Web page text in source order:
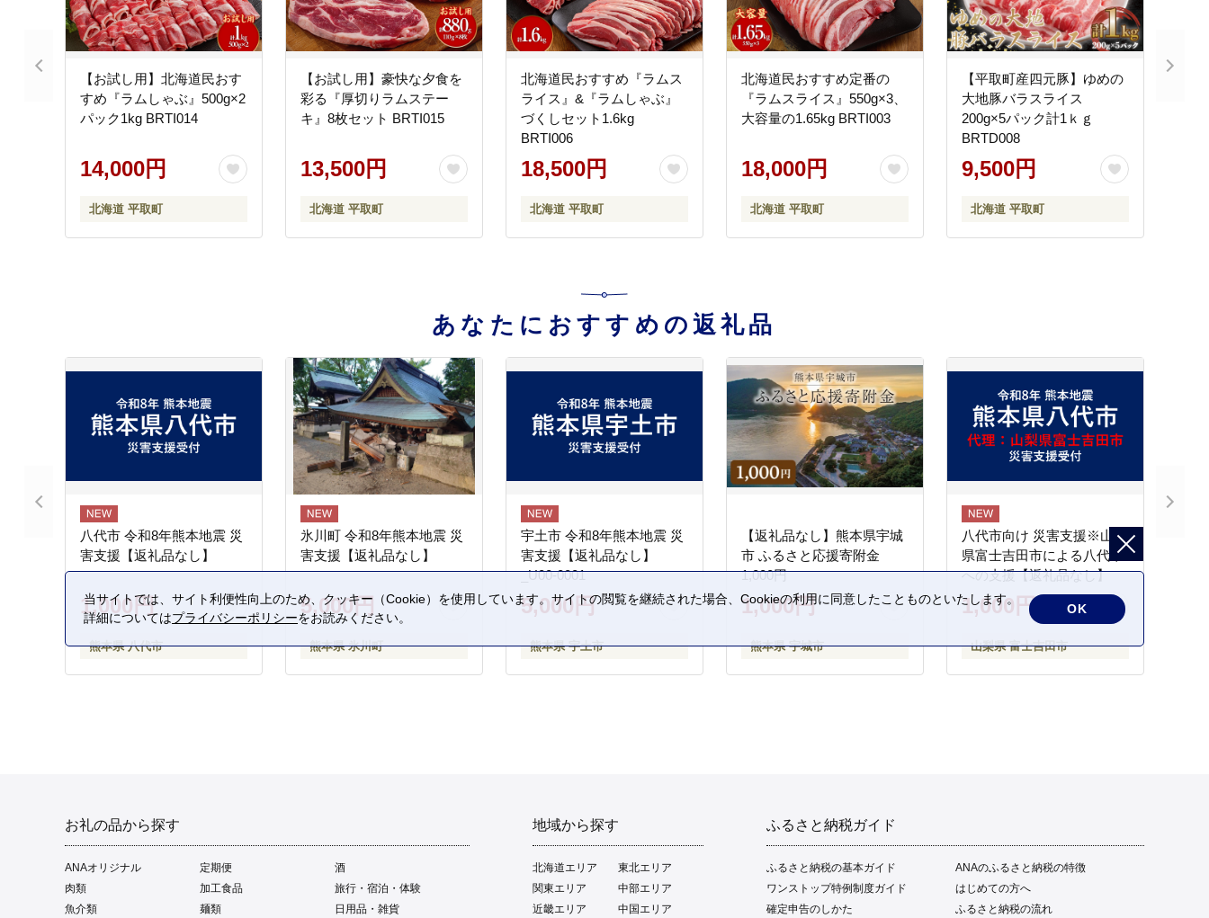
【お試し用】北海道民おす
すめ『ラムしゃぶ』500g×2
パック1kg BRTI014
14,000円
北海道 平取町
【お試し用】豪快な夕食を
彩る『厚切りラムステー
キ』8枚セット BRTI015
13,500円
北海道 平取町
北海道民おすすめ『ラムス
ライス』&『ラムしゃぶ』
づくしセット1.6kg
BRTI006
18,500円
北海道 平取町
北海道民おすすめ定番の
『ラムスライス』550g×3、
大容量の1.65kg BRTI003
18,000円
北海道 平取町
【平取町産四元豚】ゆめの
大地豚バラスライス
200g×5パック計1ｋｇ
BRTD008
9,500円
北海道 平取町
あなたにおすすめの返礼品
八代市 令和8年熊本地震 災
害支援【返礼品なし】
1,000円
熊本県 八代市
氷川町 令和8年熊本地震 災
害支援【返礼品なし】
5,000円
熊本県 氷川町
宇土市 令和8年熊本地震 災
害支援【返礼品なし】
_U00-0001
5,000円
熊本県 宇土市
【返礼品なし】熊本県宇城
市 ふるさと応援寄附金
1,000円
1,000円
熊本県 宇城市
八代市向け 災害支援※山梨
県富士吉田市による八代市
への支援【返礼品なし】
1,000円
山梨県 富士吉田市
お礼の品から探す
ANAオリジナル 定期便
酒
肉類
加工食品
旅行・宿泊・体験
魚介類
麺類 日用品・雑貨
地域から探す
北海道エリア
東北エリア
関東エリア
中部エリア
近畿エリア
中国エリア
ふるさと納税ガイド
ふるさと納税の基本ガイド
ANAのふるさと納税の特徴
ワンストップ特例制度ガイド
はじめての方へ
確定申告のしかた
ふるさと納税の流れ
当サイトでは、サイト利便性向上のため、クッキー（Cookie）を使用しています。サイトの閲覧を継続された場合、Cookieの利用に同意したことものといたします。
詳細についてはプライバシーポリシーをお読みください。
OK